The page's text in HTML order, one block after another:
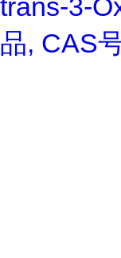
trans-3-
品, CAS